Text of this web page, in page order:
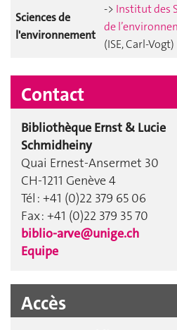
Sciences de
l'environnement
-> Institut des
de
(ISE, Carl-Vogt)
Contact
Bibliothèque Ernst & Lucie
Schmidheiny
Quai Ernest-Ansermet 30
CH-1211 Genève 4
Tél : +41 (0)22 379 65 06
Fax : +41 (0)22 379 35 70
biblio-arve@unige.ch
Equipe
Accès